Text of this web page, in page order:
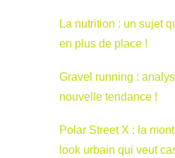
La nutrition : un sujet
en plus de place !
Gravel running :
nouvelle tendance !
Polar Street X : la
look urbain qui veut